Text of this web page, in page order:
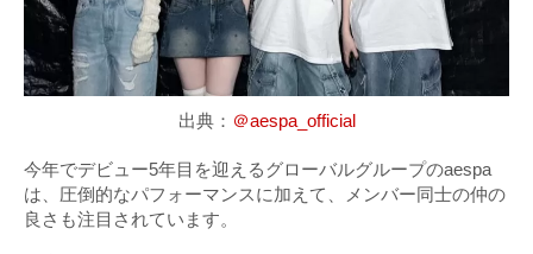
出典： ＠aespa_official
今年でデビュー5年目を迎えるグローバルグループのaespa
は、圧倒的なパフォーマンスに加えて、メンバー同士の仲の
良さも注目されています。